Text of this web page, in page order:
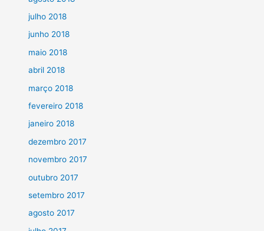
julho 2018
junho 2018
maio 2018
abril 2018
março 2018
fevereiro 2018
janeiro 2018
dezembro 2017
novembro 2017
outubro 2017
setembro 2017
agosto 2017